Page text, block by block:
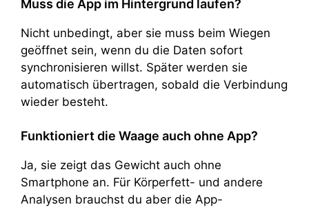
Muss die App im Hintergrund laufen?
Nicht unbedingt, aber sie muss beim Wiegen
geöffnet sein, wenn du die Daten sofort
synchronisieren willst. Später werden sie
automatisch übertragen, sobald die Verbindung
wieder besteht.
Funktioniert die Waage auch ohne App?
Ja, sie zeigt das Gewicht auch ohne
Smartphone an. Für Körperfett- und andere
Analysen brauchst du aber die App-